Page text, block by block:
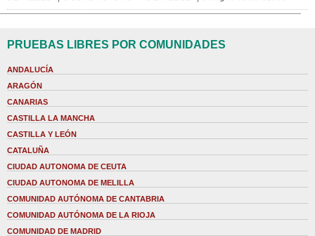
PRUEBAS LIBRES POR COMUNIDADES
ANDALUCÍA
ARAGÓN
CANARIAS
CASTILLA LA MANCHA
CASTILLA Y LEÓN
CATALUÑA
CIUDAD AUTONOMA DE CEUTA
CIUDAD AUTONOMA DE MELILLA
COMUNIDAD AUTÓNOMA DE CANTABRIA
COMUNIDAD AUTÓNOMA DE LA RIOJA
COMUNIDAD DE MADRID